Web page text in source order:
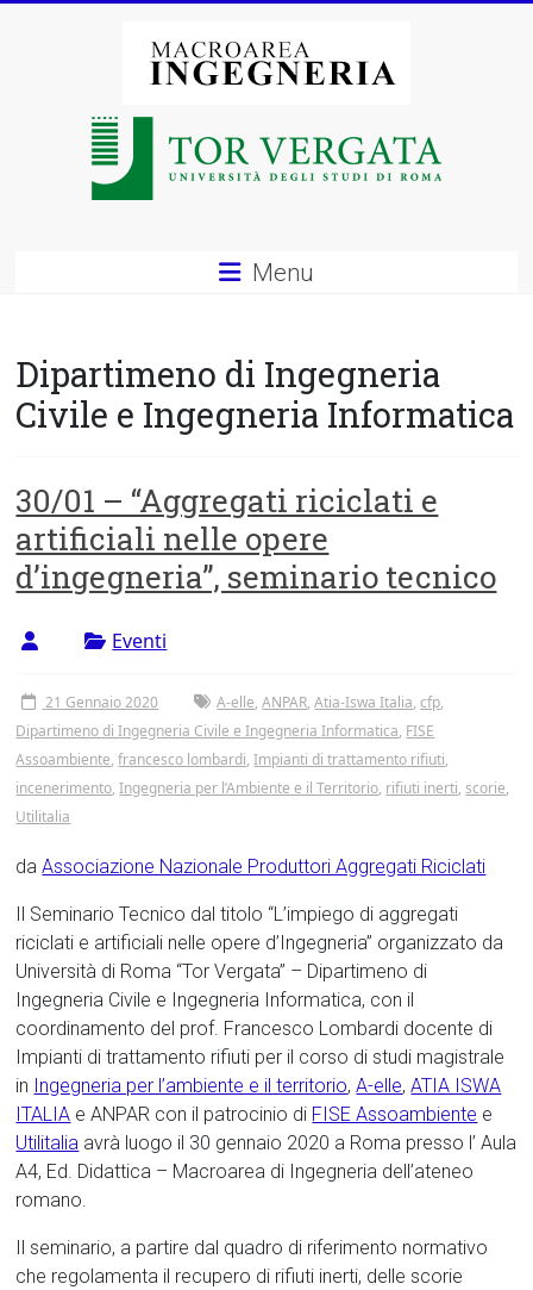
Macroarea
degli
Studi
Roma
Tor
Vergata
Menu
Dipartimeno di Ingegneria
Civile e Ingegneria Informatica
30/01 – “Aggregati riciclati e
artificiali nelle opere
d’ingegneria”, seminario tecnico
Eventi
21 Gennaio 2020 A-elle,ANPAR,Atia-Iswa Italia,cfp,
Dipartimeno di Ingegneria Civile e Ingegneria Informatica, FISE
Assoambiente,francesco lombardi,Impianti di trattamento rifiuti,
incenerimento,Ingegneria per l’Ambiente e il Territorio, rifiuti inerti,scorie,
Utilitalia
daAssociazione Nazionale Produttori Aggregati Riciclati
Il Seminario Tecnico dal titolo “L’impiego di aggregati
riciclati e artificiali nelle opere d’Ingegneria” organizzato da
Università di Roma “Tor Vergata” – Dipartimeno di
Ingegneria Civile e Ingegneria Informatica, con il
coordinamento del prof. Francesco Lombardi docente di
Impianti di trattamento rifiuti per il corso di studi magistrale
in Ingegneria per l’ambiente e il territorio,A-elle,ATIA ISWA
ITALIA e ANPAR con il patrocinio di FISE Assoambiente e
Utilitalia avrà luogo il 30 gennaio 2020 a Roma presso l’ Aula
A4, Ed. Didattica – Macroarea di Ingegneria dell’ateneo
romano.
Il seminario, a partire dal quadro di riferimento normativo
che regolamenta il recupero di rifiuti inerti, delle scorie